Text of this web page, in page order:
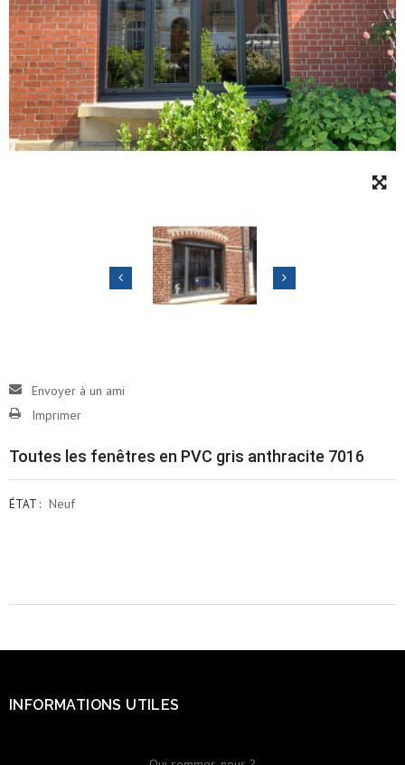
Envoyer à un ami
Imprimer
Toutes les fenêtres en PVC gris anthracite 7016
ÉTAT : Neuf
INFORMATIONS UTILES